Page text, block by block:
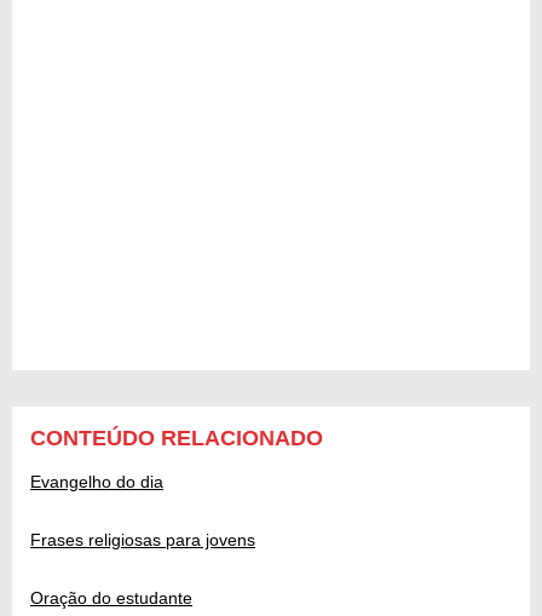
CONTEÚDO RELACIONADO
Evangelho do dia
Frases religiosas para jovens
Oração do estudante